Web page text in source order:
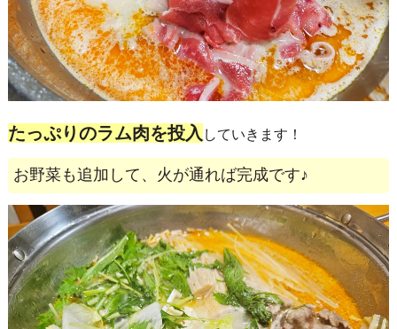
たっぷりのラム肉を投入 していきます！
お野菜も追加して、火が通れば完成です♪